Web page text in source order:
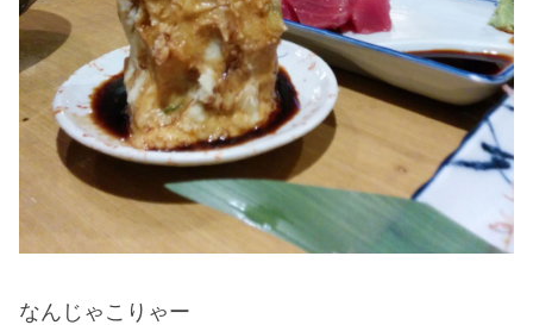
なんじゃこりゃー